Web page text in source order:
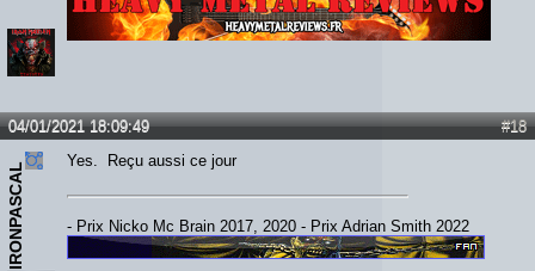
#18
04/01/2021 18:09:49
IRONPASCAL
Yes. Reçu aussi ce jour
- Prix Nicko Mc Brain 2017, 2020 - Prix Adrian Smith 2022